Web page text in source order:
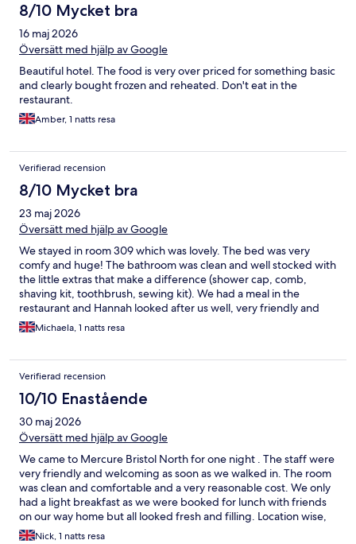
8/10 Mycket bra
16 maj 2026
Översätt med hjälp av Google
Beautiful hotel. The food is very over priced for something basic
and clearly bought frozen and reheated. Don't eat in the
restaurant.
Amber, 1 natts resa
Verifierad recension
8/10 Mycket bra
23 maj 2026
Översätt med hjälp av Google
We stayed in room 309 which was lovely. The bed was very
comfy and huge! The bathroom was clean and well stocked with
the little extras that make a difference (shower cap, comb,
shaving kit, toothbrush, sewing kit). We had a meal in the
restaurant and Hannah looked after us well, very friendly and
helpful. Overall the staff were excellent and we would stay
again.
Michaela, 1 natts resa
Verifierad recension
10/10 Enastående
30 maj 2026
Översätt med hjälp av Google
We came to Mercure Bristol North for one night . The staff were
very friendly and welcoming as soon as we walked in. The room
was clean and comfortable and a very reasonable cost. We only
had a light breakfast as we were booked for lunch with friends
on our way home but all looked fresh and filling. Location wise,
it’s within a few miles from M4, so convenient.
Nick, 1 natts resa